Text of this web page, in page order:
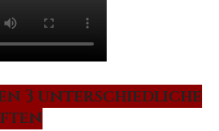
3 unterschiedliche